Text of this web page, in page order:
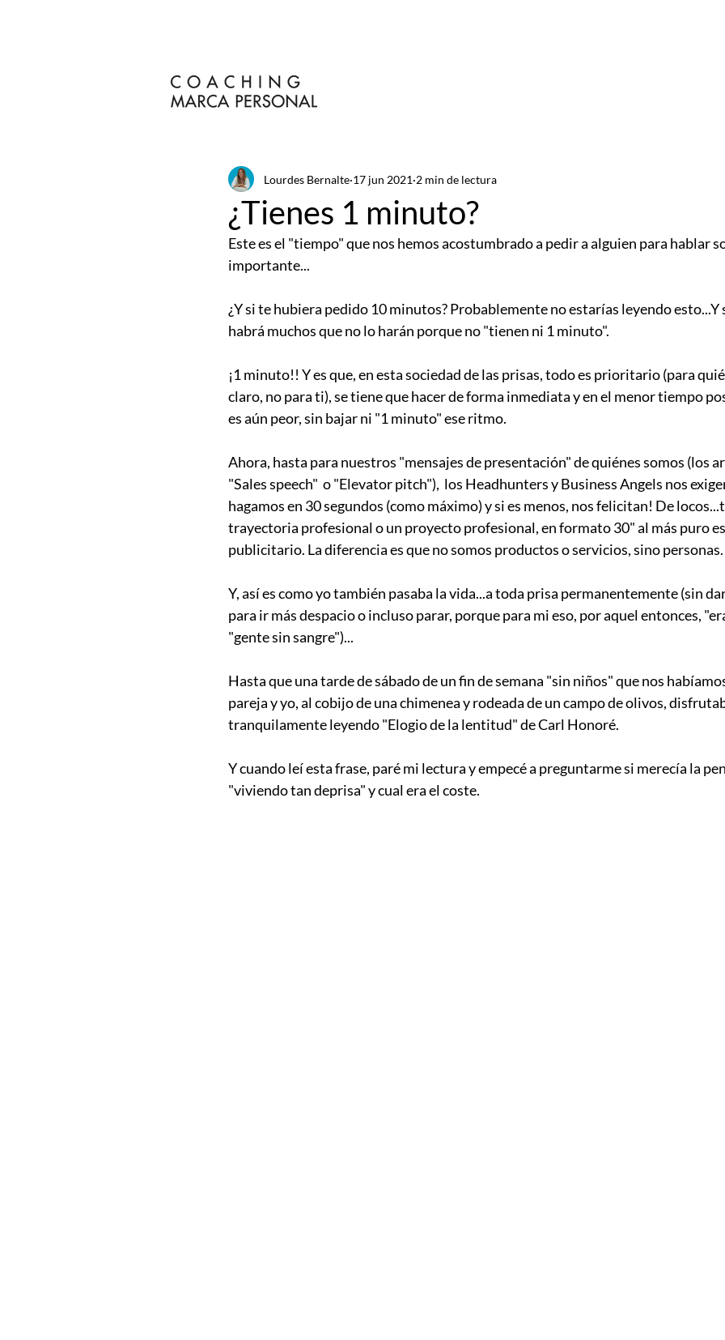
¿Tienes 1 minuto?
Lourdes Bernalte 17 jun 2021 2 min de lectura
Este es el "tiempo" que nos hemos acostumbrado a pedir a alguien para hablar
importante...
¿Y si te hubiera pedido 10 minutos? Probablemente no estarías leyendo esto...Y
habrá muchos que no lo harán porque no "tienen ni 1 minuto".
¡1 minuto!! Y es que, en esta sociedad de las prisas, todo es prioritario (para
claro, no para ti), se tiene que hacer de forma inmediata y en el menor tiempo
es aún peor, sin bajar ni "1 minuto" ese ritmo.
Ahora, hasta para nuestros "mensajes de presentación" de quiénes somos (los
"Sales speech"  o "Elevator pitch"),  los Headhunters y Business Angels nos
hagamos en 30 segundos (como máximo) y si es menos, nos felicitan! De
trayectoria profesional o un proyecto profesional, en formato 30" al más puro
publicitario. La diferencia es que no somos productos o servicios, sino personas.
Y, así es como yo también pasaba la vida...a toda prisa permanentemente (sin
para ir más despacio o incluso parar, porque para mi eso, por aquel entonces,
"gente sin sangre")...
Hasta que una tarde de sábado de un fin de semana "sin niños" que nos
pareja y yo, al cobijo de una chimenea y rodeada de un campo de olivos,
tranquilamente leyendo "Elogio de la lentitud" de Carl Honoré.
Y cuando leí esta frase, paré mi lectura y empecé a preguntarme si merecía la
"viviendo tan deprisa" y cual era el coste.